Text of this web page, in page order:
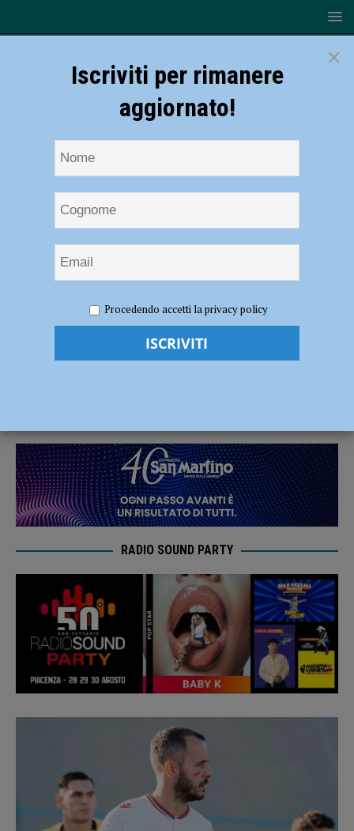
Calcio ritrova il sorriso dopo il derby
Il Piacenza Calcio ritrova il sorriso dopo il
RADIO SOUND PARTY
×
Iscriviti per rimanere
aggiornato!
Procedendo accetti la privacy policy